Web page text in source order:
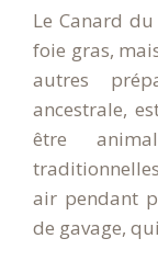
Le Canard
foie gras,
autres
ancestrale,
être
air pendant
de gavage,